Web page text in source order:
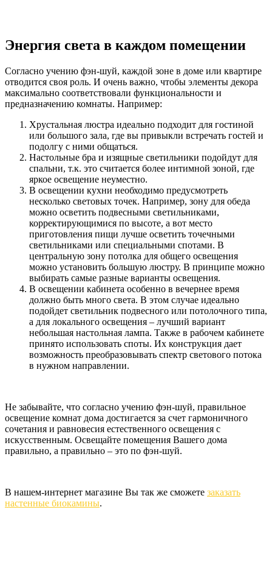
Энергия света в каждом помещении
Согласно учению фэн-шуй, каждой зоне в доме или квартире
отводится своя роль. И очень важно, чтобы элементы декора
максимально соответствовали функциональности и
предназначению комнаты. Например:
Хрустальная люстра идеально подходит для гостиной
или большого зала, где вы привыкли встречать гостей и
подолгу с ними общаться.
Настольные бра и изящные светильники подойдут для
спальни, т.к. это считается более интимной зоной, где
яркое освещение неуместно.
В освещении кухни необходимо предусмотреть
несколько световых точек. Например, зону для обеда
можно осветить подвесными светильниками,
корректирующимися по высоте, а вот место
приготовления пищи лучше осветить точечными
светильниками или специальными спотами. В
центральную зону потолка для общего освещения
можно установить большую люстру. В принципе можно
выбирать самые разные варианты освещения.
В освещении кабинета особенно в вечернее время
должно быть много света. В этом случае идеально
подойдет светильник подвесного или потолочного типа,
а для локального освещения – лучший вариант
небольшая настольная лампа. Также в рабочем кабинете
принято использовать споты. Их конструкция дает
возможность преобразовывать спектр светового потока
в нужном направлении.
Не забывайте, что согласно учению фэн-шуй, правильное
освещение комнат дома достигается за счет гармоничного
сочетания и равновесия естественного освещения с
искусственным. Освещайте помещения Вашего дома
правильно, а правильно – это по фэн-шуй.
В нашем-интернет магазине Вы так же сможете заказать
настенные биокамины.